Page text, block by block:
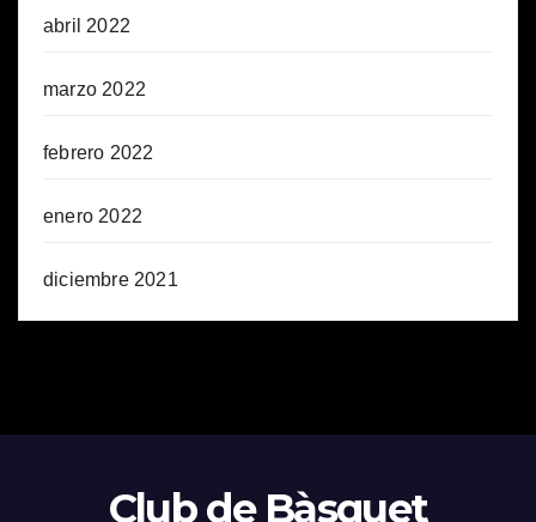
abril 2022
marzo 2022
febrero 2022
enero 2022
diciembre 2021
Club de Bàsquet